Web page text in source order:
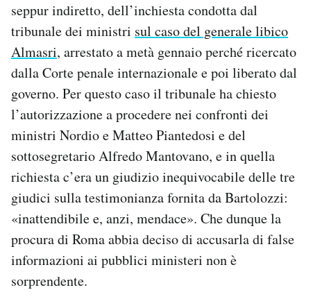
Hai bisogno di aiuto?
Esci
seppur indiretto, dell’inchiesta condotta dal
tribunale dei ministri sul caso del generale libico
Almasri, arrestato a metà gennaio perché ricercato
dalla Corte penale internazionale e poi liberato dal
governo. Per questo caso il tribunale ha chiesto
l’autorizzazione a procedere nei confronti dei
ministri Nordio e Matteo Piantedosi e del
sottosegretario Alfredo Mantovano, e in quella
richiesta c’era un giudizio inequivocabile delle tre
giudici sulla testimonianza fornita da Bartolozzi:
«inattendibile e, anzi, mendace». Che dunque la
procura di Roma abbia deciso di accusarla di false
informazioni ai pubblici ministeri non è
sorprendente.